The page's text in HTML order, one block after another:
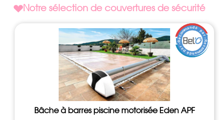
Notre sélection de couvertures de sécurité
Bâche à barres piscine motorisée Eden APF